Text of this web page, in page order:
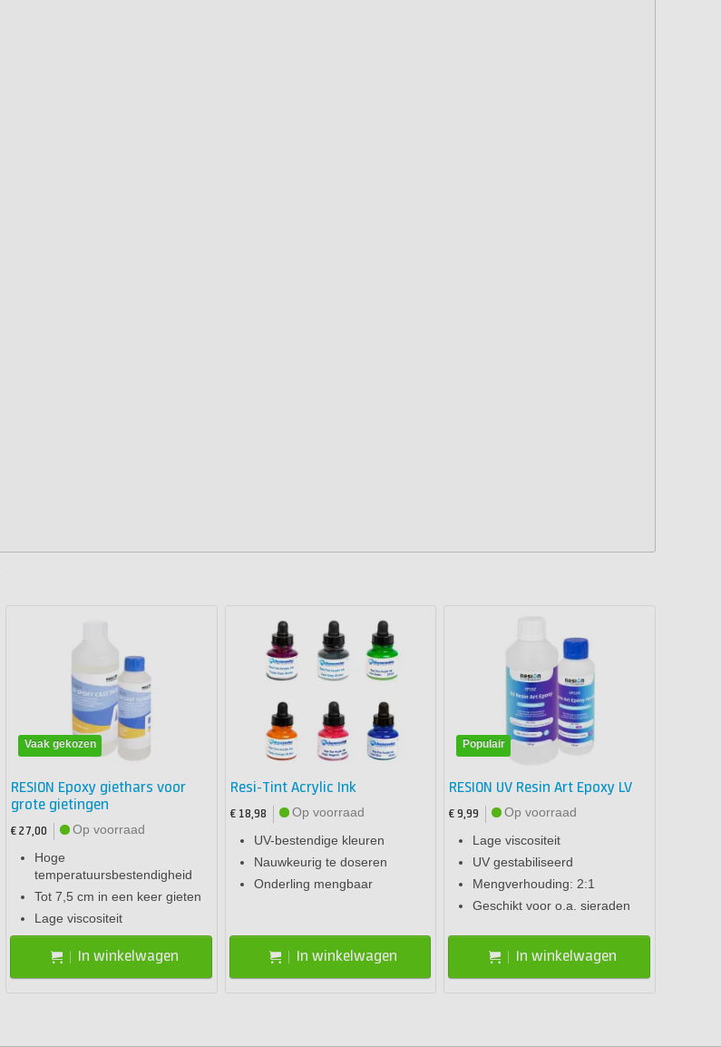
Vaak gekozen
RESION Epoxy giethars voor
grote gietingen
€ 27,00
Op voorraad
Hoge
temperatuursbestendigheid
Tot 7,5 cm in een keer gieten
Lage viscositeit
In winkelwagen
Resi-Tint Acrylic Ink
€ 18,98
Op voorraad
UV-bestendige kleuren
Nauwkeurig te doseren
Onderling mengbaar
In winkelwagen
Populair
RESION UV Resin Art Epoxy LV
€ 9,99
Op voorraad
Lage viscositeit
UV gestabiliseerd
Mengverhouding: 2:1
Geschikt voor o.a. sieraden
In winkelwagen